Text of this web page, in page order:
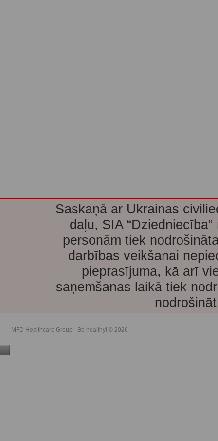
Saskaņā ar Ukrainas
daļu, SIA
personām tiek
darbības veikšanai
pieprasījuma, kā arī
saņemšanas laikā tiek
MFD Healthcare Group - Be healthy! © 2026